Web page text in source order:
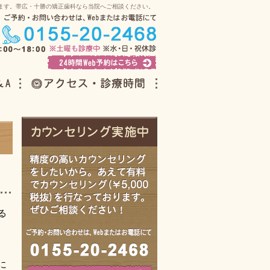
す。帯広・十勝の矯正歯科なら当院へご相談ください。
アクセス・診療時間